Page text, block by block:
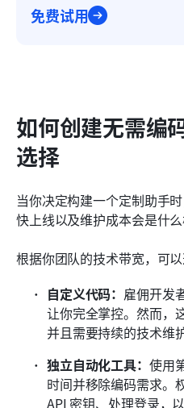
免费试用
如何创建无需编
选择
当你决定构建一个定制助手
快上线以及维护成本会是什么
根据你团队的技术带宽，可以
自定义代码： 雇佣开发
让你完全掌控。然而，
并且需要持续的技术维
独立自动化工具： 使用
时间并移除编码需求。
API 密钥、处理登录，